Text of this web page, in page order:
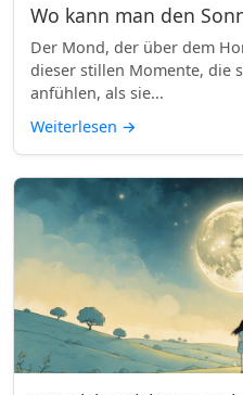
Wo kann man den
Der Mond, der über dem
dieser stillen Momente, die
anfühlen, als sie...
Weiterlesen →